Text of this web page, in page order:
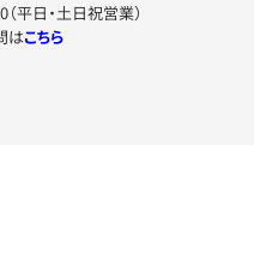
平日・土日祝営業）
はこちら